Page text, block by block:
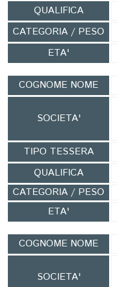
QUALIFICA
CATEGORIA / PESO
ETA'
COGNOME NOME
SOCIETA'
TIPO TESSERA
QUALIFICA
CATEGORIA / PESO
ETA'
COGNOME NOME
SOCIETA'